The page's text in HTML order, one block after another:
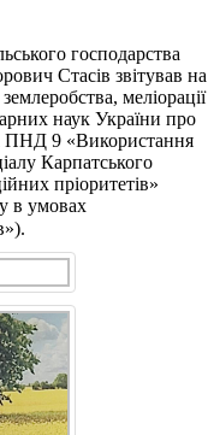
господарства
Стасів звітував на
меліорації
наук України про
ПНД 9 «Використання
Карпатського
пріоритетів»
в умовах